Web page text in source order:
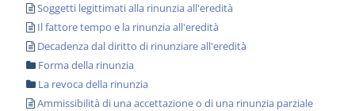
Soggetti legittimati alla rinunzia all'eredità
Il fattore tempo e la rinunzia all'eredità
Decadenza dal diritto di rinunziare all'eredità
Forma della rinunzia
La revoca della rinunzia
Ammissibilità di una accettazione o di una rinunzia parziale